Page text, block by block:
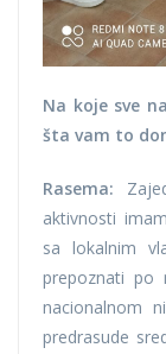
Na koje sve
šta vam to
Rasema:
aktivnosti
sa lokalnim
prepoznati po
nacionalnom
predrasude